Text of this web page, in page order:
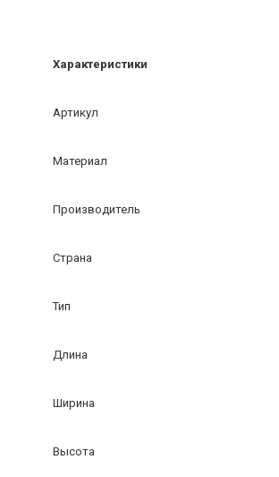
Характеристики
Артикул
Материал
Производитель
Страна
Тип
Длина
Ширина
Высота